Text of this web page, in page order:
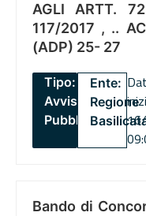
AGLI ARTT.
117/2017 , ..
(ADP) 25- 27
Tipo:
Avviso
Pubblico
Ente:
Regione
Bando di